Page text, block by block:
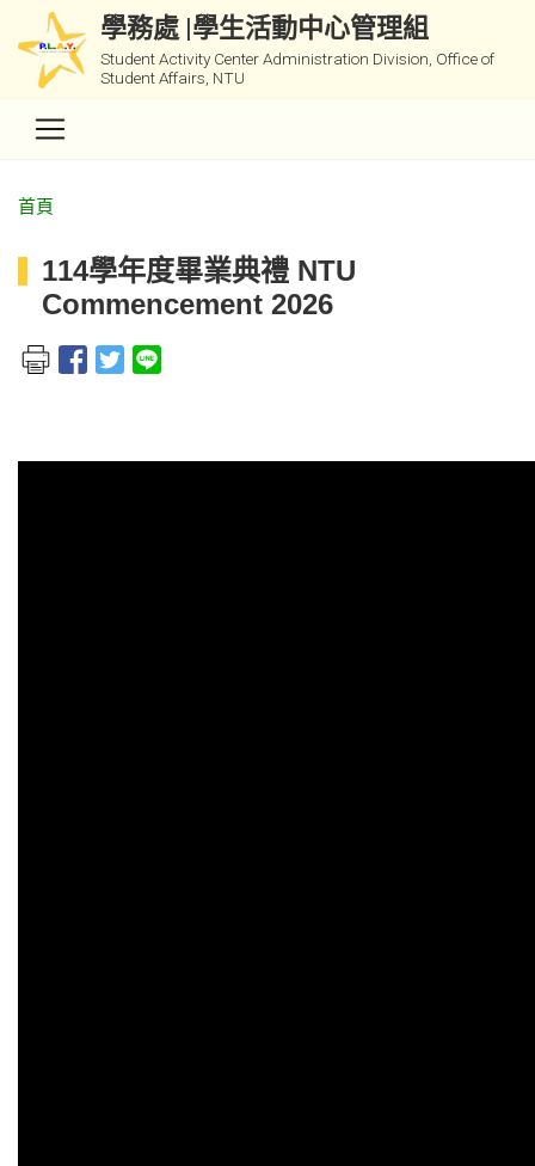
學務處 |學生活動中心管理組
Student Activity Center Administration Division, Office of
Student Affairs, NTU
首頁
114學年度畢業典禮 NTU
Commencement 2026